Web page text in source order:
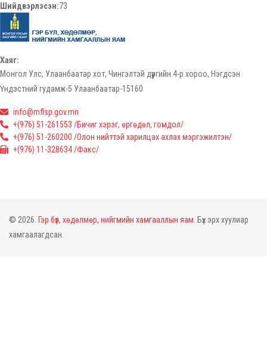
Шийдвэрлэсэн:73
Хаяг:
Монгол Улс, Улаанбаатар хот, Чингэлтэй дүүргийн 4-р хороо, Нэгдсэн
Үндэстний гудамж-5 Улаанбаатар-15160
info@mflsp.gov.mn
+(976) 51-261553 /Бичиг хэрэг, өргөдөл, гомдол/
+(976) 51-260200 /Олон нийттэй харилцах ахлах мэргэжилтэн/
+(976) 11-328634 /Факс/
© 2026. Гэр бүл, хөдөлмөр, нийгмийн хамгааллын яам. Бүх эрх хуулиар
хамгаалагдсан.